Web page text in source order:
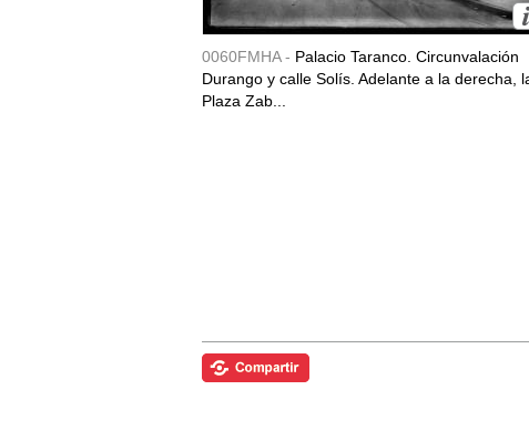
0060FMHA - Palacio Taranco. Circunvalación
Durango y calle Solís. Adelante a la derecha,
Plaza Zab...